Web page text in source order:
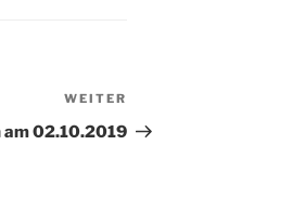
Beitrag
WEITER
am 02.10.2019